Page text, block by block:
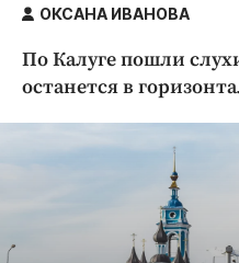
Народные новости
Благоустройство
Культура
Недвижимость и
Образование
Общество
ОКСАНА ИВАНОВА
По Калуге пошли
останется в